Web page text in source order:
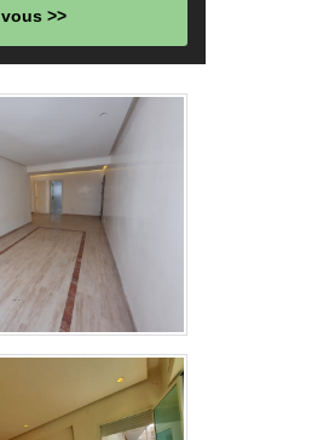
vous >>